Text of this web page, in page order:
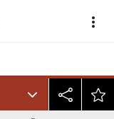
more_vert